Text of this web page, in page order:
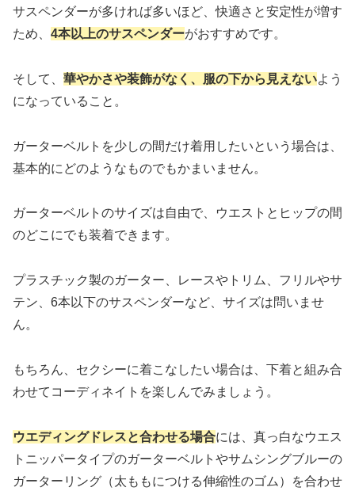
サスペンダーが多ければ多いほど、快適さと安定性が増す
ため、 4本以上のサスペンダーがおすすめです。
そして、 華やかさや装飾がなく、服の下から見えないよう
になっていること。
ガーターベルトを少しの間だけ着用したいという場合は、
基本的にどのようなものでもかまいません。
ガーターベルトのサイズは自由で、ウエストとヒップの間
のどこにでも装着できます。
プラスチック製のガーター、レースやトリム、フリルやサ
テン、6本以下のサスペンダーなど、サイズは問いませ
ん。
もちろん、セクシーに着こなしたい場合は、下着と組み合
わせてコーディネイトを楽しんでみましょう。
ウエディングドレスと合わせる場合には、真っ白なウエス
トニッパータイプのガーターベルトやサムシングブルーの
ガーターリング（太ももにつける伸縮性のゴム）を合わせ